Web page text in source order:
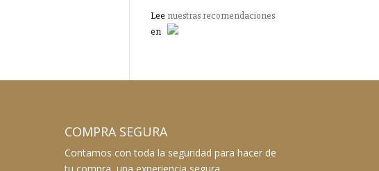
Lee nuestras recomendaciones
en
COMPRA SEGURA
Contamos con toda la seguridad para hacer de
tu compra, una experiencia segura.